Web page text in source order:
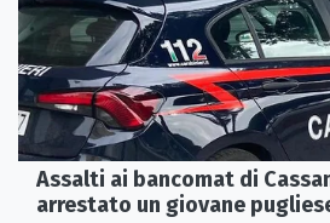
Assalti ai bancomat di
arrestato un giovane